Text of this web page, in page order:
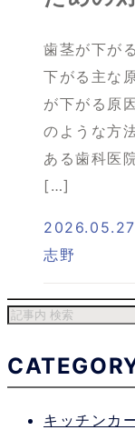
歯茎が下が
下がる主な
が下がる原
のような方
ある歯科医
[…]
2026.05.27
志野
キッチンカ